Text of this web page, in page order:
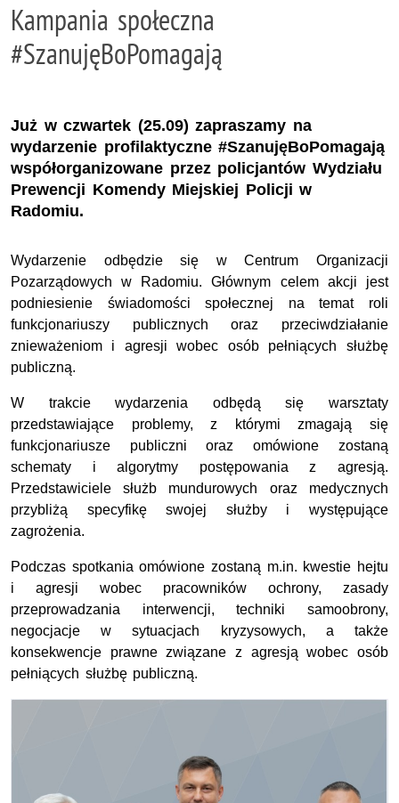
Kampania społeczna
#SzanujęBoPomagają
Już w czwartek (25.09) zapraszamy na
wydarzenie profilaktyczne #SzanujęBoPomagają
współorganizowane przez policjantów Wydziału
Prewencji Komendy Miejskiej Policji w
Radomiu.
Wydarzenie odbędzie się w Centrum Organizacji
Pozarządowych w Radomiu. Głównym celem akcji jest
podniesienie świadomości społecznej na temat roli
funkcjonariuszy publicznych oraz przeciwdziałanie
znieważeniom i agresji wobec osób pełniących służbę
publiczną.
W trakcie wydarzenia odbędą się warsztaty
przedstawiające problemy, z którymi zmagają się
funkcjonariusze publiczni oraz omówione zostaną
schematy i algorytmy postępowania z agresją.
Przedstawiciele służb mundurowych oraz medycznych
przybliżą specyfikę swojej służby i występujące
zagrożenia.
Podczas spotkania omówione zostaną m.in. kwestie hejtu
i agresji wobec pracowników ochrony, zasady
przeprowadzania interwencji, techniki samoobrony,
negocjacje w sytuacjach kryzysowych, a także
konsekwencje prawne związane z agresją wobec osób
pełniących służbę publiczną.